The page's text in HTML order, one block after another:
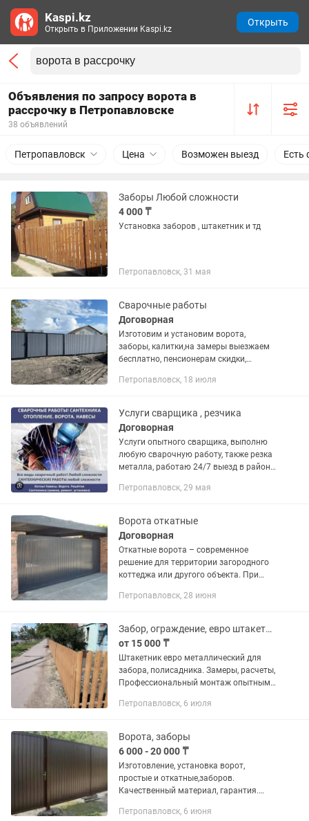
Объявления по запросу ворота в
рассрочку в Петропавловске
38 объявлений
Петропавловск Цена Возможен выезд Есть
Заборы Любой сложности
4 000 ₸
Установка заборов , штакетник и тд
Петропавловск, 31 мая
Сварочные работы
Договорная
Изготовим и установим ворота,
заборы, калитки,на замеры выезжаем
бесплатно, пенсионерам скидки,
Петропавловск, 18 июля
Услуги сварщика , резчика
Договорная
Услуги опытного сварщика, выполню
любую сварочную работу, также резка
металла, работаю 24/7 выезд в район
Петропавловск, 29 мая
Ворота откатные
Договорная
Откатные ворота – современное
решение для территории загородного
коттеджа или другого объекта. При
забора и не занимает полезную
Петропавловск, 28 июня
Забор, ограждение, евро штакетник
от 15 000 ₸
Штакетник евро металлический для
забора, полисадника. Замеры, расчеты,
Профессиональный монтаж опытными
Петропавловск, 6 июля
Ворота, заборы
6 000 - 20 000 ₸
Изготовление, установка ворот,
простые и откатные,заборов.
Качественный материал, гарантия.
генератором.
Петропавловск, 6 июня
Kaspi.kz
Открыть в Приложении Kaspi.kz
Открыть